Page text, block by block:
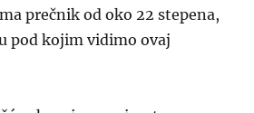
prečnik od oko 22 stepena,
pod kojim vidimo ovaj